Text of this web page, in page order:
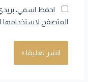
احفظ اسمي، بريدي
المتصفح لاستخدامها